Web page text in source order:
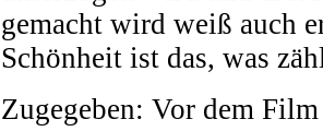
gemacht wird weiß auch
Schönheit ist das, was
Zugegeben: Vor dem